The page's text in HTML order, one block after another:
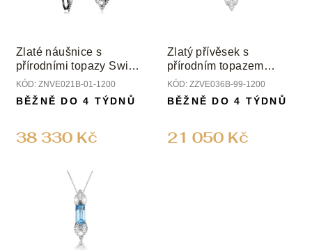
Zlaté náušnice s
přírodními topazy Swiss
a diamanty
KÓD: ZNVE021B-01-1200
38 330 Kč
BĚŽNĚ DO 4 TÝDNŮ
Zlatý přívěsek s
přírodním topazem
Swiss a diamanty
KÓD: ZZVE036B-99-1200
21 050 Kč
BĚŽNĚ DO 4 TÝDNŮ